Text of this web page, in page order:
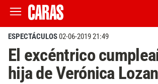
ESPECTÁCULOS02-06-2019 21:49
El excéntrico
hija de Verónica